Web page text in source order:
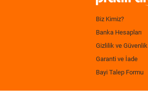
Biz Kimiz?
Banka Hesapları
Gizlilik ve Güvenlik
Garanti ve İade
Bayi Talep Formu